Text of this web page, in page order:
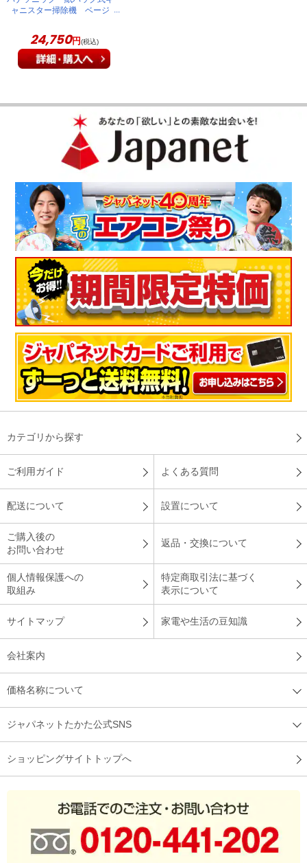
ャニスター掃除機 ベージ
24,750円(税込)
カテゴリから探す
ご利用ガイド よくある質問
配送について 設置について
ご購入後の
お問い合わせ
返品・交換について
個人情報保護への
取組み
特定商取引法に基づく
表示について
サイトマップ 家電や生活の豆知識
会社案内
価格名称について
ジャパネットたかた公式SNS
ショッピングサイトトップへ